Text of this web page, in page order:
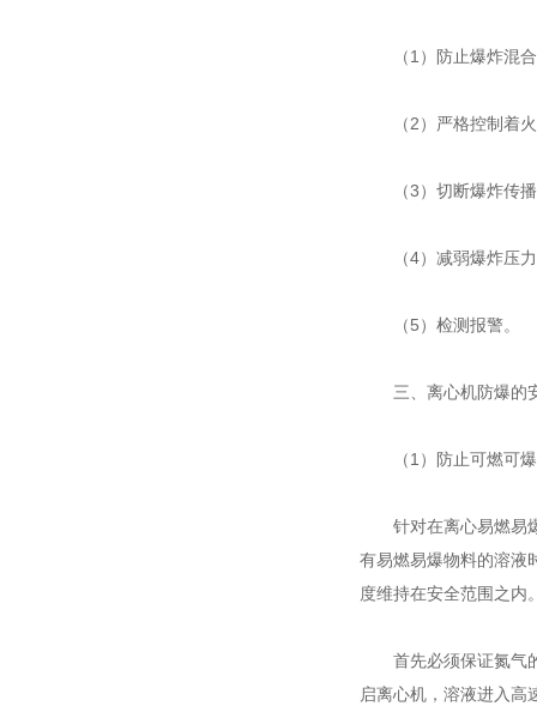
（1）防止爆炸混合
（2）严格控制着
（3）切断爆炸传播
（4）减弱爆炸压力
（5）检测报警。
三、离心机防爆的
（1）防止可燃可爆
针对在离心易燃易爆
有易燃易爆物料的溶液
度维持在安全范围之内
首先必须保证氮气的
启离心机，溶液进入高